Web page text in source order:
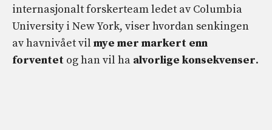
internasjonalt forskerteam ledet av Columbia
University i New York, viser hvordan senkingen
av havnivået vil mye mer markert enn
forventet og han vil ha alvorlige konsekvenser.